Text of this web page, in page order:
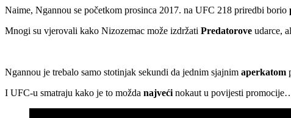
Naime, Ngannou se početkom prosinca 2017. na UFC 218 priredbi borio
Mnogi su vjerovali kako Nizozemac može izdržati Predatorove udarce,
Ngannou je trebalo samo stotinjak sekundi da jednim sjajnim aperkatom
I UFC-u smatraju kako je to možda najveći nokaut u povijesti